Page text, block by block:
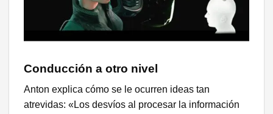
Conducción a otro nivel
Anton explica cómo se le ocurren ideas tan
atrevidas: «Los desvíos al procesar la información